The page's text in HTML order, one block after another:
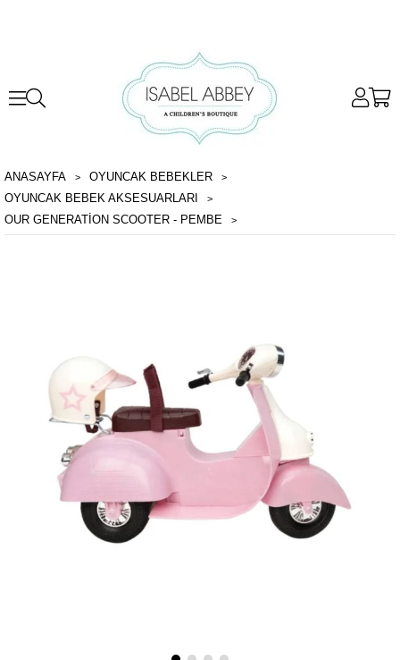
ANASAYFA
OYUNCAK BEBEKLER
OYUNCAK BEBEK AKSESUARLARI
OUR GENERATION SCOOTER - PEMBE